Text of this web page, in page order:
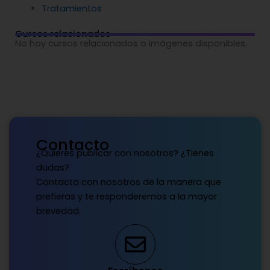
Tratamientos
Cursos relacionados
No hay cursos relacionados o imágenes disponibles.
Contacto
¿Quieres publicar con nosotros? ¿Tienes
dudas?
Contacta con nosotros de la manera que
prefieras y te responderemos a la mayor
brevedad.